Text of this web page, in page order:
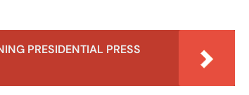
PRESIDENTIAL PRESS